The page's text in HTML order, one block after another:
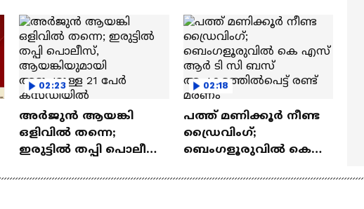
02:23
അർജുൻ ആയങ്കി
ഒളിവിൽ തന്നെ;
ഇരുട്ടിൽ തപ്പി പൊലീസ്,
അടുപ്പമുള്ള 21 പേർ
02:18
പത്ത് മണിക്കൂർ നീണ്ട
ഡ്രൈവിംഗ്;
ബെംഗളൂരുവിൽ കെ
അപകടത്തിൽപെട്ട്